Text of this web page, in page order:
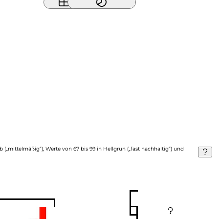
Werte von 67 bis 99 in Hellgrün („fast nachhaltig“) und